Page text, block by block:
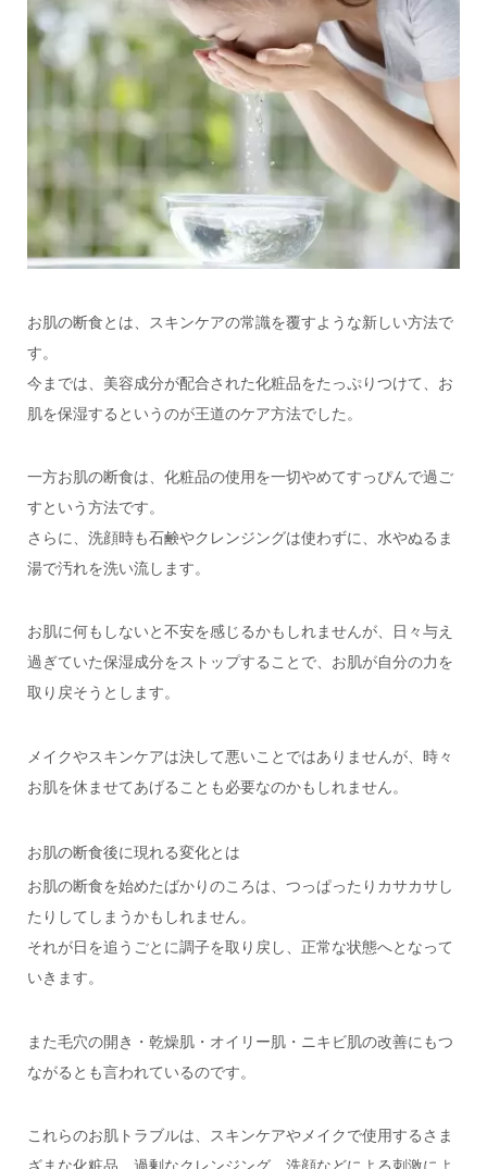
お肌の断食とは、スキンケアの常識を覆すような新しい方法で
す。
今までは、美容成分が配合された化粧品をたっぷりつけて、お
肌を保湿するというのが王道のケア方法でした。
一方お肌の断食は、化粧品の使用を一切やめてすっぴんで過ご
すという方法です。
さらに、洗顔時も石鹸やクレンジングは使わずに、水やぬるま
湯で汚れを洗い流します。
お肌に何もしないと不安を感じるかもしれませんが、日々与え
過ぎていた保湿成分をストップすることで、お肌が自分の力を
取り戻そうとします。
メイクやスキンケアは決して悪いことではありませんが、時々
お肌を休ませてあげることも必要なのかもしれません。
お肌の断食後に現れる変化とは
お肌の断食を始めたばかりのころは、つっぱったりカサカサし
たりしてしまうかもしれません。
それが日を追うごとに調子を取り戻し、正常な状態へとなって
いきます。
また毛穴の開き・乾燥肌・オイリー肌・ニキビ肌の改善にもつ
ながるとも言われているのです。
これらのお肌トラブルは、スキンケアやメイクで使用するさま